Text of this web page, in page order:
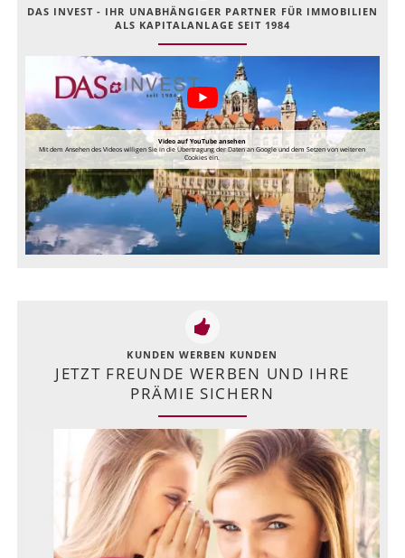
DAS INVEST - IHR UNABHÄNGIGER PARTNER FÜR IMMOBILIEN
ALS KAPITALANLAGE SEIT 1984
Video auf YouTube ansehen
Mit dem Ansehen des Videos willigen Sie in die Übertragung der Daten an Google und dem Setzen von weiteren
Cookies ein.
KUNDEN WERBEN KUNDEN
JETZT FREUNDE WERBEN UND IHRE
PRÄMIE SICHERN